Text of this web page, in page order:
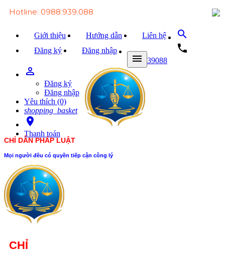
Hotline: 0988.939.088
Giới thiệu Hướng dẫn
Liên hệ
Đăng ký
Đăng nhập
search
local_phone
0988939088
person_outline
Đăng ký
Đăng nhập
Yêu thích (0)
shopping_basket
room
Thanh toán
menu
CHỈ DẪN PHÁP LUẬT
Mọi người đều có quyền tiếp cận công lý
CHỈ
Trang chủ
Văn bản Luật
Văn bản Đảng
Tài liệu
Hỏi - đáp
Trao đổi
Tin tức
Liên hệ